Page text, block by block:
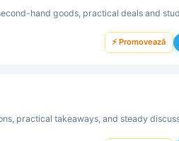
hand goods, practical deals and
⚡ Promovează
practical takeaways, and steady